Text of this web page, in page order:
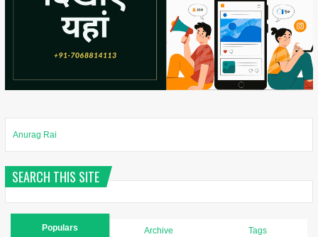
Anurag Rai
SEARCH THIS SITE
Populars Archive Tags